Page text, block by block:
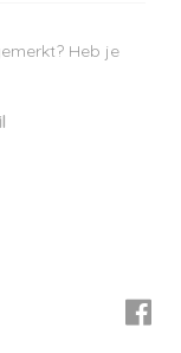
Heb je